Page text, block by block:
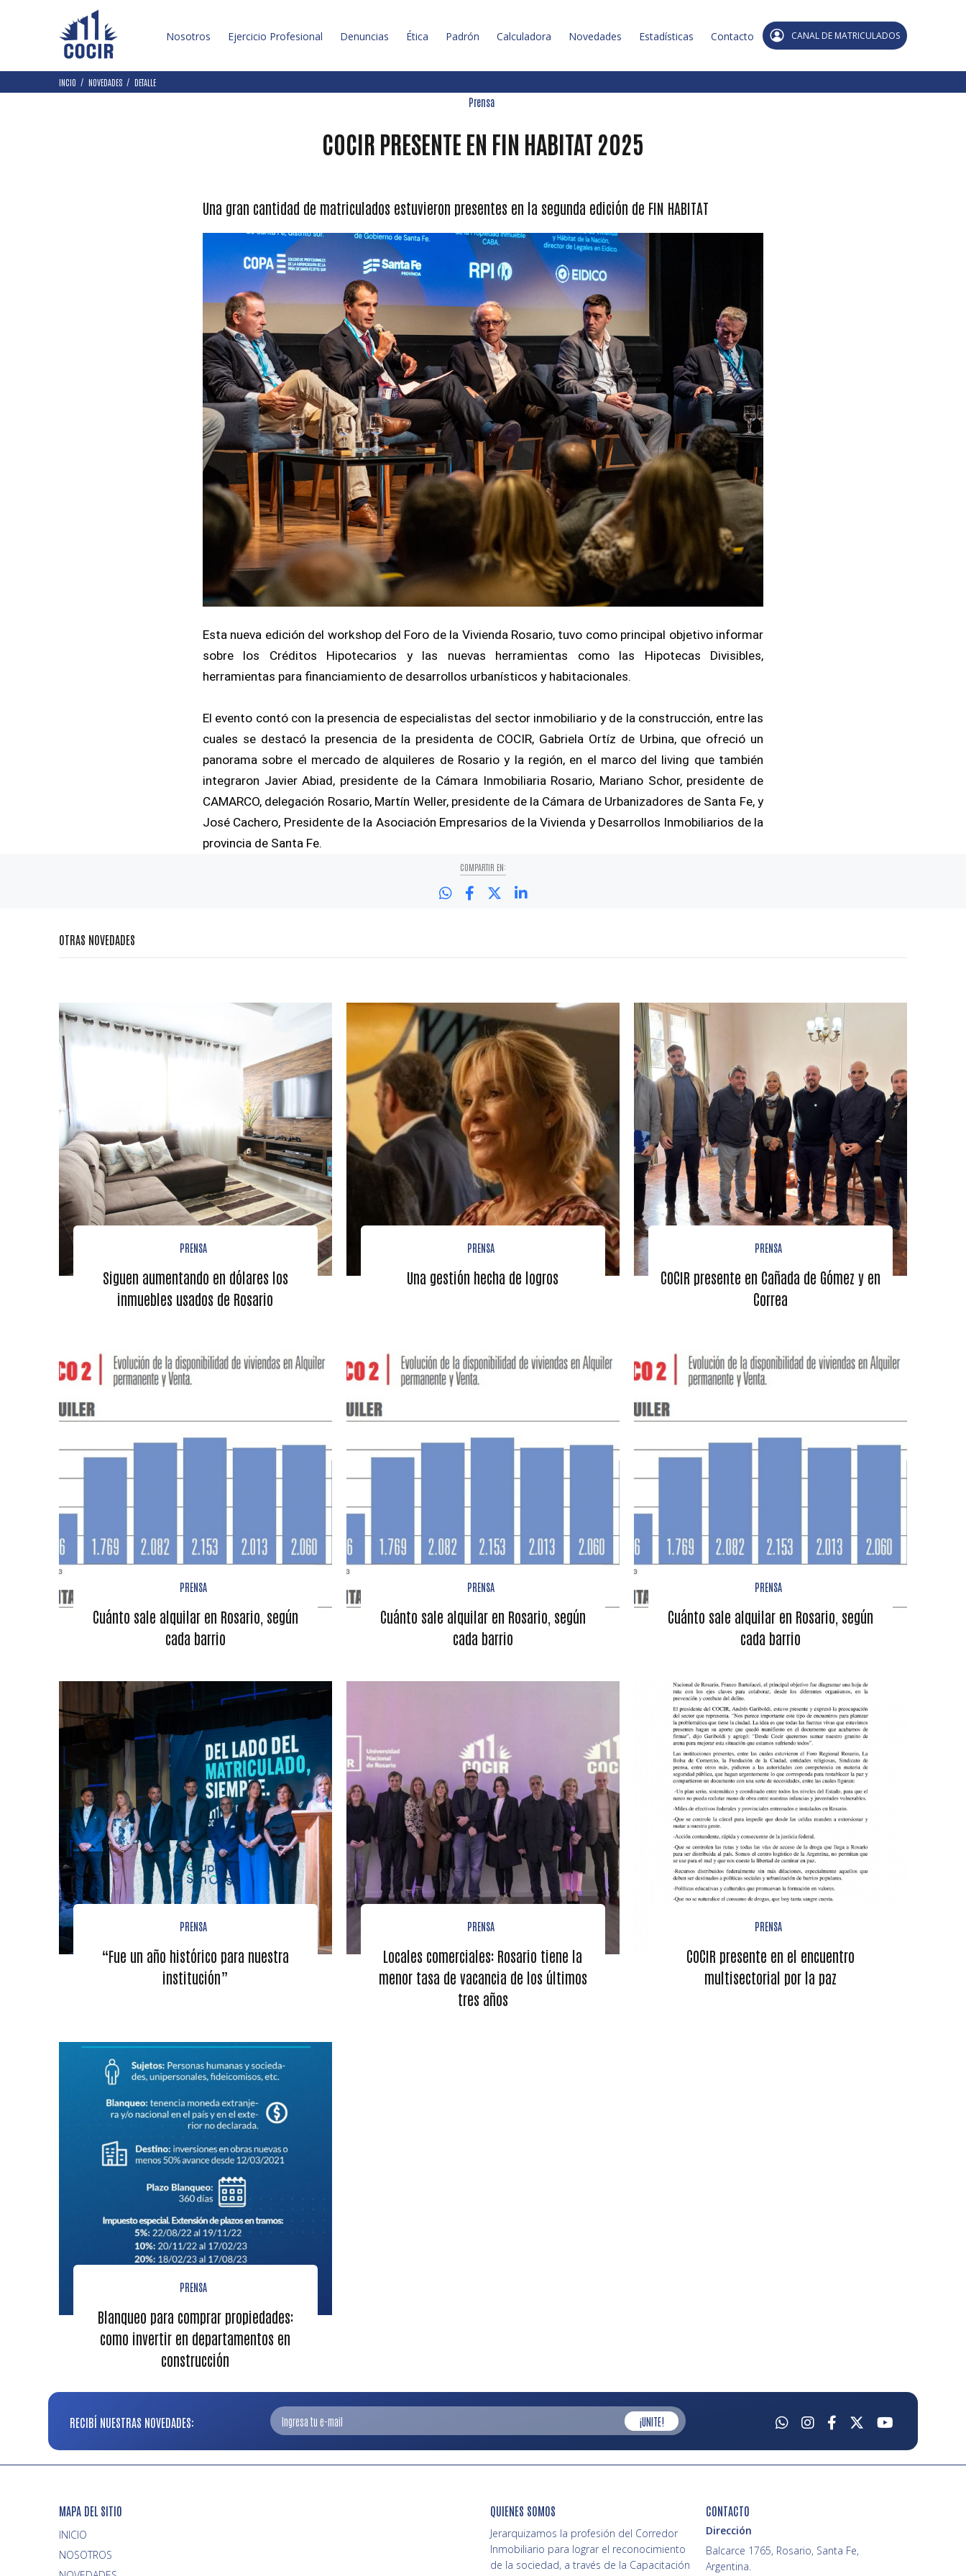
Nosotros Ejercicio Profesional Denuncias Ética Padrón Calculadora Novedades Estadísticas Contacto CANAL DE MATRICULADOS
INCIO NOVEDADES DETALLE
Prensa
COCIR PRESENTE EN FIN HABITAT 2025
Una gran cantidad de matriculados estuvieron presentes en la segunda edición de FIN HABITAT
Esta nueva edición del workshop del Foro de la Vivienda Rosario, tuvo como principal objetivo informar
sobre los Créditos Hipotecarios y las nuevas herramientas como las Hipotecas Divisibles,
herramientas para financiamiento de desarrollos urbanísticos y habitacionales.
El evento contó con la presencia de especialistas del sector inmobiliario y de la construcción, entre las
cuales se destacó la presencia de la presidenta de COCIR, Gabriela Ortíz de Urbina, que ofreció un
panorama sobre el mercado de alquileres de Rosario y la región, en el marco del living que también
integraron Javier Abiad, presidente de la Cámara Inmobiliaria Rosario, Mariano Schor, presidente de
CAMARCO, delegación Rosario, Martín Weller, presidente de la Cámara de Urbanizadores de Santa Fe, y
José Cachero, Presidente de la Asociación Empresarios de la Vivienda y Desarrollos Inmobiliarios de la
provincia de Santa Fe.
COMPARTIR EN:
OTRAS NOVEDADES
PRENSA
Siguen aumentando en dólares los
inmuebles usados de Rosario
PRENSA
Una gestión hecha de logros
PRENSA
COCIR presente en Cañada de Gómez y en
Correa
PRENSA
Cuánto sale alquilar en Rosario, según
cada barrio
PRENSA
Cuánto sale alquilar en Rosario, según
cada barrio
PRENSA
Cuánto sale alquilar en Rosario, según
cada barrio
PRENSA
“Fue un año histórico para nuestra
institución”
PRENSA
Locales comerciales: Rosario tiene la
menor tasa de vacancia de los últimos
tres años
PRENSA
COCIR presente en el encuentro
multisectorial por la paz
PRENSA
Blanqueo para comprar propiedades:
como invertir en departamentos en
construcción
RECIBÍ NUESTRAS NOVEDADES: ¡UNITE!
MAPA DEL SITIO
INICIO
QUIENES SOMOS
Jerarquizamos la profesión del Corredor
Inmobiliario para lograr el reconocimiento
de la sociedad, a través de la Capacitación
CONTACTO
Dirección
Balcarce 1765, Rosario, Santa Fe,
Argentina.